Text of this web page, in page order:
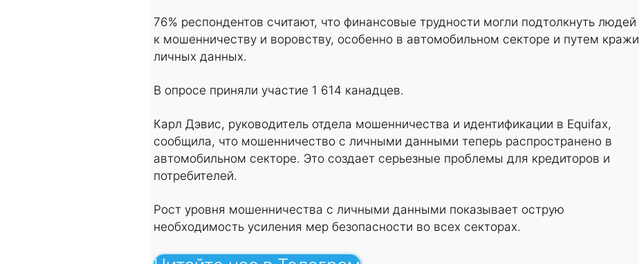
76% респондентов считают, что финансовые трудности могли подтолкнуть людей
к мошенничеству и воровству, особенно в автомобильном секторе и путем кражи
личных данных.
В опросе приняли участие 1 614 канадцев.
Карл Дэвис, руководитель отдела мошенничества и идентификации в Equifax,
сообщила, что мошенничество с личными данными теперь распространено в
автомобильном секторе. Это создает серьезные проблемы для кредиторов и
потребителей.
Рост уровня мошенничества с личными данными показывает острую
необходимость усиления мер безопасности во всех секторах.